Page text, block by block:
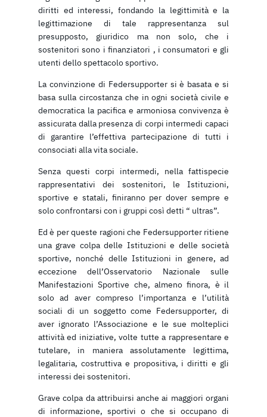
diritti ed interessi, fondando la legittimità e la
legittimazione di tale rappresentanza sul
presupposto, giuridico ma non solo, che i
sostenitori sono i finanziatori , i consumatori e gli
utenti dello spettacolo sportivo.
La convinzione di Federsupporter si è basata e si
basa sulla circostanza che in ogni società civile e
democratica la pacifica e armoniosa convivenza è
assicurata dalla presenza di corpi intermedi capaci
di garantire l’effettiva partecipazione di tutti i
consociati alla vita sociale.
Senza questi corpi intermedi, nella fattispecie
rappresentativi dei sostenitori, le Istituzioni,
sportive e statali, finiranno per dover sempre e
solo confrontarsi con i gruppi così detti “ ultras”.
Ed è per queste ragioni che Federsupporter ritiene
una grave colpa delle Istituzioni e delle società
sportive, nonché delle Istituzioni in genere, ad
eccezione dell’Osservatorio Nazionale sulle
Manifestazioni Sportive che, almeno finora, è il
solo ad aver compreso l’importanza e l’utilità
sociali di un soggetto come Federsupporter, di
aver ignorato l’Associazione e le sue molteplici
attività ed iniziative, volte tutte a rappresentare e
tutelare, in maniera assolutamente legittima,
legalitaria, costruttiva e propositiva, i diritti e gli
interessi dei sostenitori.
Grave colpa da attribuirsi anche ai maggiori organi
di informazione, sportivi o che si occupano di